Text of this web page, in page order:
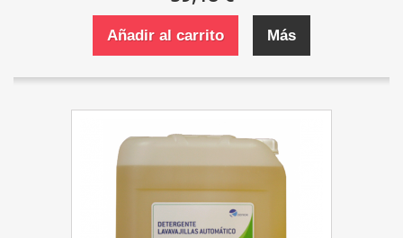
Añadir al carrito Más